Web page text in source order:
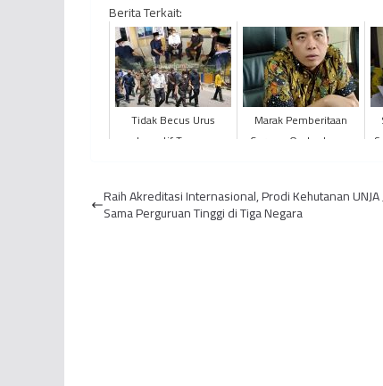
Berita Terkait:
Tidak Becus Urus
Insentif Tenaga
Terancam Dip...
Marak Pemberitaan
Corona, Ombudsman
Informasi
Raih Akreditasi Internasional, Prodi Kehutanan UNJA
Sama Perguruan Tinggi di Tiga Negara